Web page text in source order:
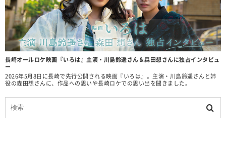
長崎オールロケ映画『いろは』主演・川島鈴遥さん＆森田想さんに独占インタビュ
ー
2026年5月8日に長崎で先行公開される映画『いろは』。主演・川島鈴遥さんと姉
役の森田想さんに、作品への思いや長崎ロケでの思い出を聞きました。